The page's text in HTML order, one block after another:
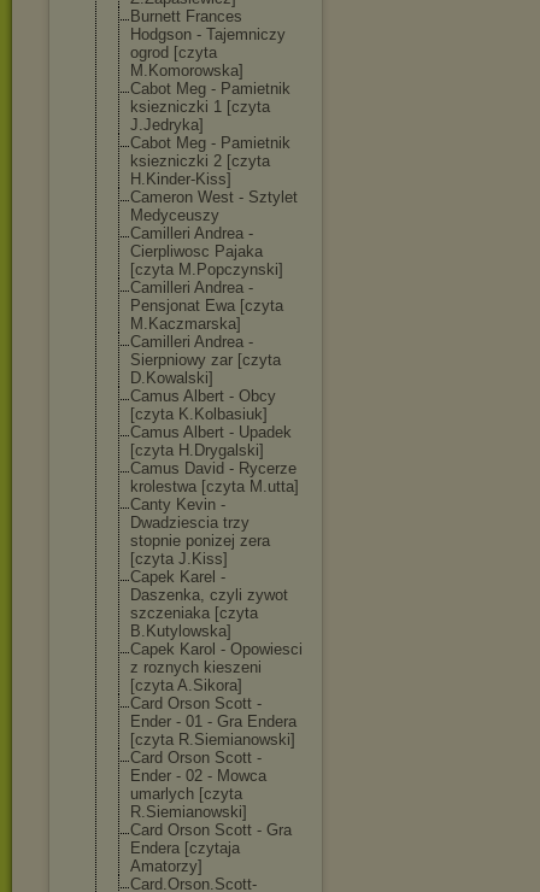
Burnett Frances
Hodgson - Tajemniczy
ogrod [czyta
M.Komorowska]
Cabot Meg - Pamietnik
ksiezniczki 1 [czyta
J.Jedryka]
Cabot Meg - Pamietnik
ksiezniczki 2 [czyta
H.Kinder-Kiss]
Cameron West - Sztylet
Medyceuszy
Camilleri Andrea -
Cierpliwosc Pajaka
[czyta M.Popczynski]
Camilleri Andrea -
Pensjonat Ewa [czyta
M.Kaczmarska]
Camilleri Andrea -
Sierpniowy zar [czyta
D.Kowalski]
Camus Albert - Obcy
[czyta K.Kolbasiuk]
Camus Albert - Upadek
[czyta H.Drygalski]
Camus David - Rycerze
krolestwa [czyta M.utta]
Canty Kevin -
Dwadziescia trzy
stopnie ponizej zera
[czyta J.Kiss]
Capek Karel -
Daszenka, czyli zywot
szczeniaka [czyta
B.Kutylowska]
Capek Karol - Opowiesci
z roznych kieszeni
[czyta A.Sikora]
Card Orson Scott -
Ender - 01 - Gra Endera
[czyta R.Siemianowski]
Card Orson Scott -
Ender - 02 - Mowca
umarlych [czyta
R.Siemianowski]
Card Orson Scott - Gra
Endera [czytaja
Amatorzy]
Card.Orson.Scott-